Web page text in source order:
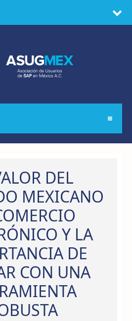
DEL
MEXICANO
Y LA
DE
CON UNA